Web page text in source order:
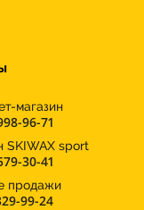
магазин
96-71
SKIWAX sport
30-41
продажи
99-24